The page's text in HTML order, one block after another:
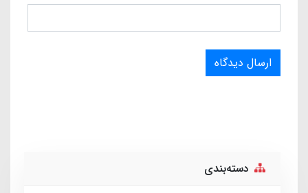
ارسال دیدگاه
دسته‌بندی